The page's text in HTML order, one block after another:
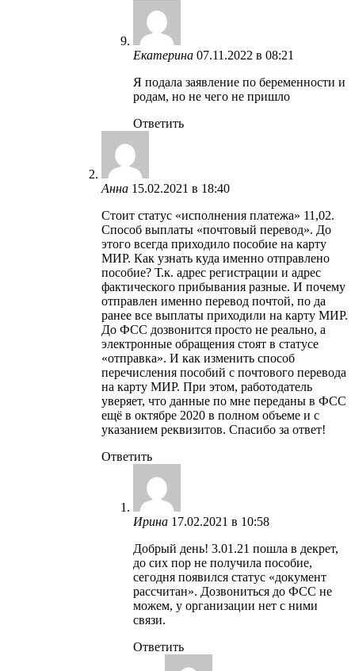
Екатерина 07.11.2022 в 08:21
Я подала заявление по беременности и
родам, но не чего не пришло
Ответить
Анна 15.02.2021 в 18:40
Стоит статус «исполнения платежа» 11,02.
Способ выплаты «почтовый перевод». До
этого всегда приходило пособие на карту
МИР. Как узнать куда именно отправлено
пособие? Т.к. адрес регистрации и адрес
фактического прибывания разные. И почему
отправлен именно перевод почтой, по да
ранее все выплаты приходили на карту МИР.
До ФСС дозвонится просто не реально, а
электронные обращения стоят в статусе
«отправка». И как изменить способ
перечисления пособий с почтового перевода
на карту МИР. При этом, работодатель
уверяет, что данные по мне переданы в ФСС
ещё в октябре 2020 в полном объеме и с
указанием реквизитов. Спасибо за ответ!
Ответить
Ирина 17.02.2021 в 10:58
Добрый день! 3.01.21 пошла в декрет,
до сих пор не получила пособие,
сегодня появился статус «документ
рассчитан». Дозвониться до ФСС не
можем, у организации нет с ними
связи.
Ответить